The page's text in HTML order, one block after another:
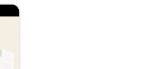
ce vêtement une facilité à assortir avec
la reconnaissance de l’importance des
cadeau, vous partagez une émotion, un